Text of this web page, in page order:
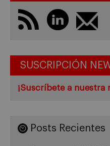
SUSCRIPCIÓN
¡Suscríbete a nuestra
Posts Recientes